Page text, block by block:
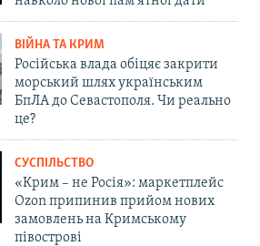
ВІЙНА ТА КРИМ
Російська влада обіцяє закрити
морський шлях українським
БпЛА до Севастополя. Чи реально
це?
СУСПІЛЬСТВО
«Крим – не Росія»: маркетплейс
Ozon припинив прийом нових
замовлень на Кримському
півострові